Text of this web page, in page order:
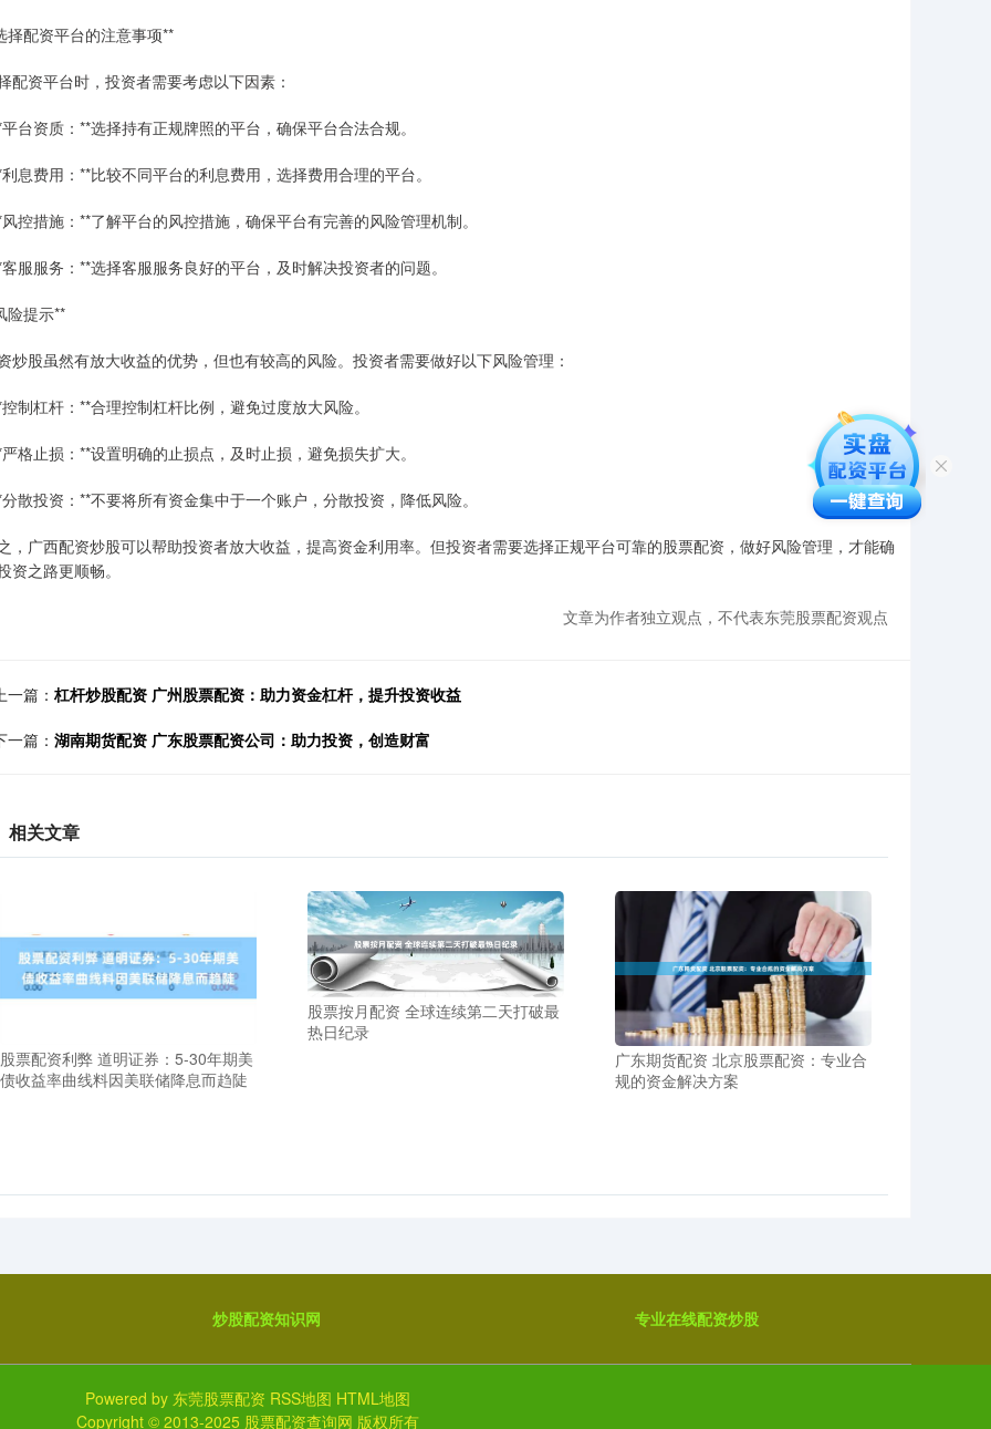
择配资平台的注意事项**
配资平台时，投资者需要考虑以下因素：
台资质：**选择持有正规牌照的平台，确保平台合法合规。
息费用：**比较不同平台的利息费用，选择费用合理的平台。
控措施：**了解平台的风控措施，确保平台有完善的风险管理机制。
服服务：**选择客服服务良好的平台，及时解决投资者的问题。
险提示**
炒股虽然有放大收益的优势，但也有较高的风险。投资者需要做好以下风险管理：
制杠杆：**合理控制杠杆比例，避免过度放大风险。
格止损：**设置明确的止损点，及时止损，避免损失扩大。
散投资：**不要将所有资金集中于一个账户，分散投资，降低风险。
，广西配资炒股可以帮助投资者放大收益，提高资金利用率。但投资者需要选择正规平台可靠的股票配资，做好风险管理，才能确
资之路更顺畅。
文章为作者独立观点，不代表东莞股票配资观点
上一篇： 杠杆炒股配资 广州股票配资：助力资金杠杆，提升投资收益
一篇： 湖南期货配资 广东股票配资公司：助力投资，创造财富
相关文章
股票配资利弊 道明证券：5-30年期美
债收益率曲线料因美联储降息而趋陡
股票按月配资 全球连续第二天打破最
热日纪录
广东期货配资 北京股票配资：专业合
规的资金解决方案
炒股配资知识网 专业在线配资炒股
Powered by 东莞股票配资 RSS地图 HTML地图
Copyright © 2013-2025 股票配资查询网 版权所有